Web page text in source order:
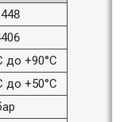
до +90°C
до +50°C